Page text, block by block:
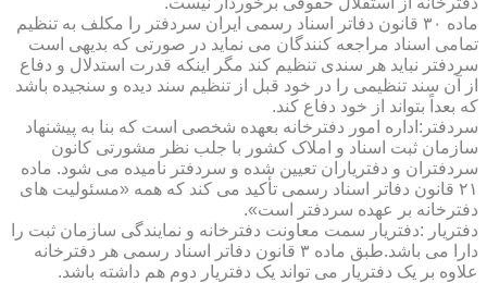
ماده ۳۰ قانون دفاتر اسناد رسمی ایران سردفتر را مکلف به تنظیم
تمامی اسناد مراجعه کنندگان می نماید در صورتی که بدیهی است
سردفتر نباید هر سندی تنظیم کند مگر اینکه قدرت استدلال و دفاع
از آن سند تنظیمی را در خود قبل از تنظیم سند دیده و سنجیده باشد
که بعداً بتواند از خود دفاع کند.
سردفتر:اداره امور دفترخانه بعهده شخصی است که بنا به پیشنهاد
سازمان ثبت اسناد و املاک کشور با جلب نظر مشورتی کانون
سردفتران و دفتریاران تعیین شده و سردفتر نامیده می شود. ماده
۲۱ قانون دفاتر اسناد رسمی تأکید می کند که همه «مسئولیت های
دفترخانه بر عهده سردفتر است».
دفتریار :دفتریار سمت معاونت دفترخانه و نمایندگی سازمان ثبت را
دارا می باشد.طبق ماده ۳ قانون دفاتر اسناد رسمی هر دفترخانه
علاوه بر یک دفتریار می تواند یک دفتریار دوم هم داشته باشد.